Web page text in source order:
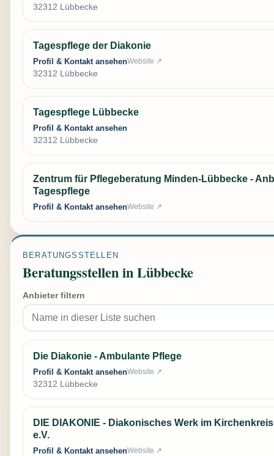
32312 Lübbecke
Tagespflege der Diakonie
Profil & Kontakt ansehenWebsite ↗
32312 Lübbecke
Tagespflege Lübbecke
Profil & Kontakt ansehen
32312 Lübbecke
Zentrum für Pflegeberatung Minden-Lübbecke -
Tagespflege
Profil & Kontakt ansehenWebsite ↗
BERATUNGSSTELLEN
Beratungsstellen in Lübbecke
Anbieter filtern
Die Diakonie - Ambulante Pflege
Profil & Kontakt ansehenWebsite ↗
32312 Lübbecke
DIE DIAKONIE - Diakonisches Werk im
e.V.
Profil & Kontakt ansehenWebsite ↗